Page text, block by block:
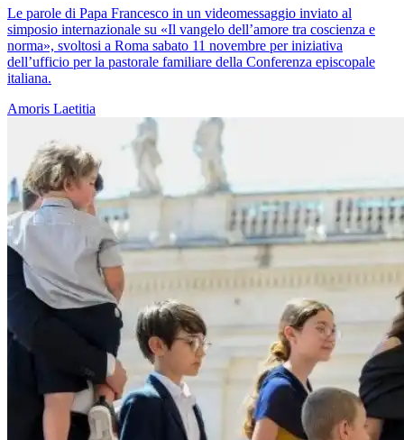
Le parole di Papa Francesco in un videomessaggio inviato al
simposio internazionale su «Il vangelo dell’amore tra coscienza e
norma», svoltosi a Roma sabato 11 novembre per iniziativa
dell’ufficio per la pastorale familiare della Conferenza episcopale
italiana.
Amoris Laetitia